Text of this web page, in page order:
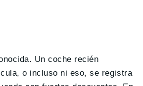
Un coche recién
o incluso ni eso, se registra